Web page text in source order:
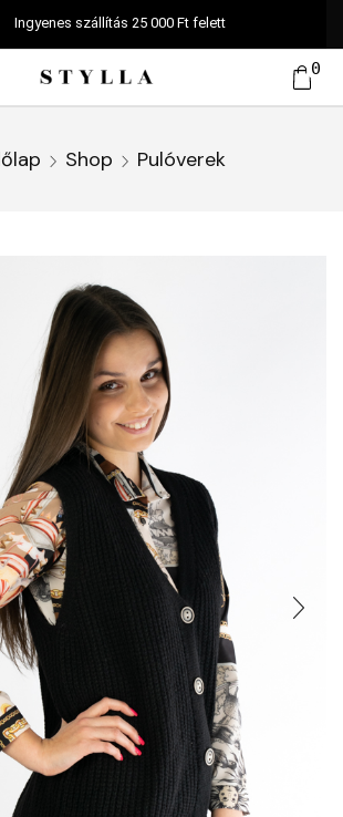
Ingyenes szállítás 25 000 Ft felett
0
Shop Pulóverek